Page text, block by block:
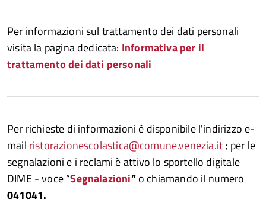
Per informazioni sul trattamento dei dati personali
visita la pagina dedicata: Informativa per il
trattamento dei dati personali
Per richieste di informazioni è disponibile l'indirizzo e-
mail ristorazionescolastica@comune.venezia.it; per le
segnalazioni e i reclami è attivo lo sportello digitale
DIME - voce “Segnalazioni”o chiamando il numero
041041.